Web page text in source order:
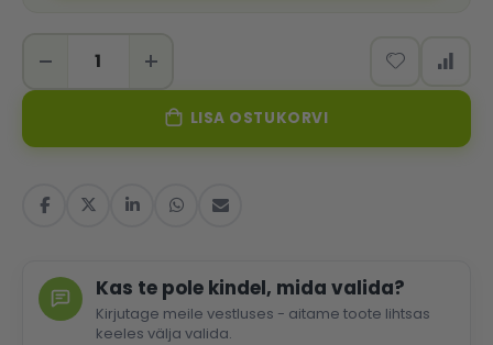
LISA OSTUKORVI
Kas te pole kindel, mida valida?
Kirjutage meile vestluses - aitame toote lihtsas
keeles välja valida.